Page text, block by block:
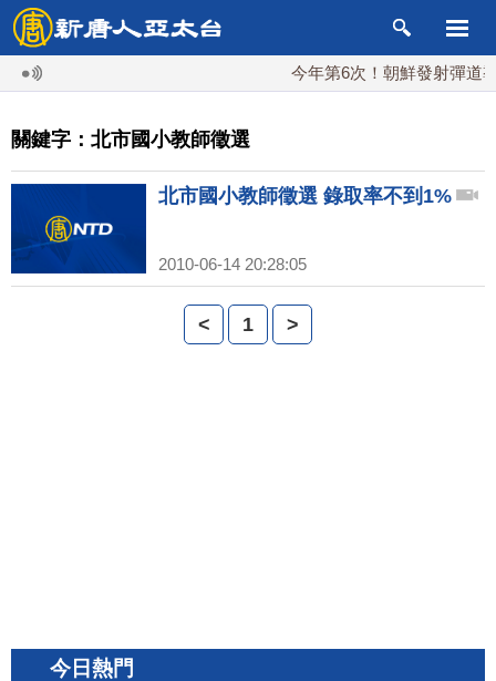
今年第6次！朝鮮發射彈道導
關鍵字：北市國小教師徵選
北市國小教師徵選 錄取率不到1%
2010-06-14 20:28:05
< 1 >
今日熱門